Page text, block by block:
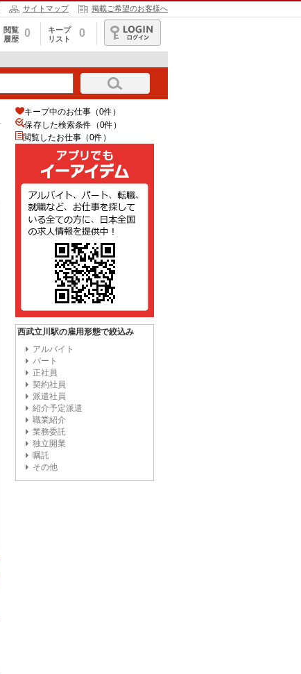
サイトマップ 掲載ご希望のお客様へ
閲覧
履歴
0
キープ
リスト
0
ログイン
キープ中のお仕事（0件）
保存した検索条件（0件）
閲覧したお仕事（0件）
西武立川駅の雇用形態で絞込み
アルバイト
パート
正社員
契約社員
派遣社員
紹介予定派遣
職業紹介
業務委託
独立開業
嘱託
その他